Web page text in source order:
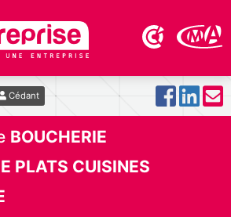
Cédant
BOUCHERIE
PLATS CUISINES